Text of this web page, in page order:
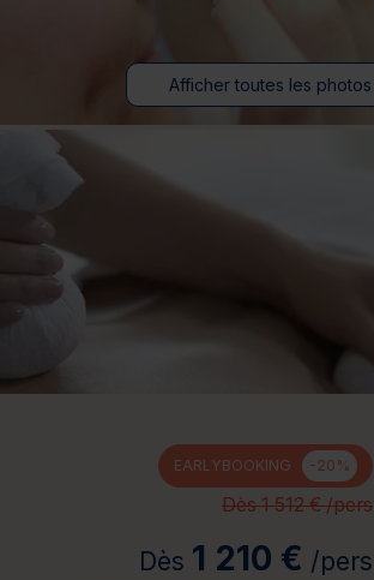
Afficher toutes les photos
EARLYBOOKING -20%
Dès 1 512 € /pers
Dès 1 210 € /pers